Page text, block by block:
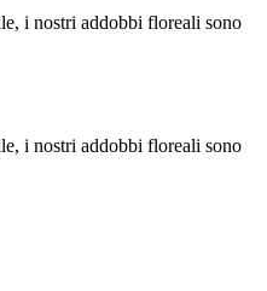
i nostri addobbi floreali sono
i nostri addobbi floreali sono